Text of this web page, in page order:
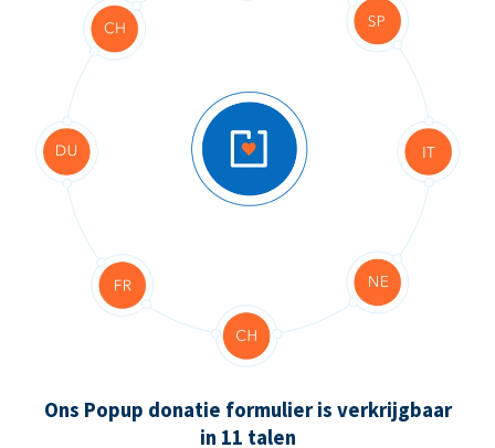
Ons Popup donatie formulier is verkrijgbaar
in 11 talen